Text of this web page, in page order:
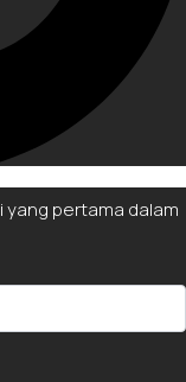
yang pertama dalam